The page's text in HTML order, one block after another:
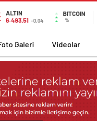
ALTIN
6.493,51 -0,04
BITCOIN
%
Galeri Videolar